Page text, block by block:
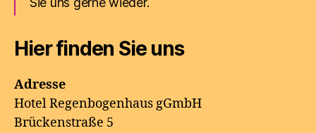
Hier finden Sie uns
Adresse
Hotel Regenbogenhaus gGmbH
Brückenstraße 5